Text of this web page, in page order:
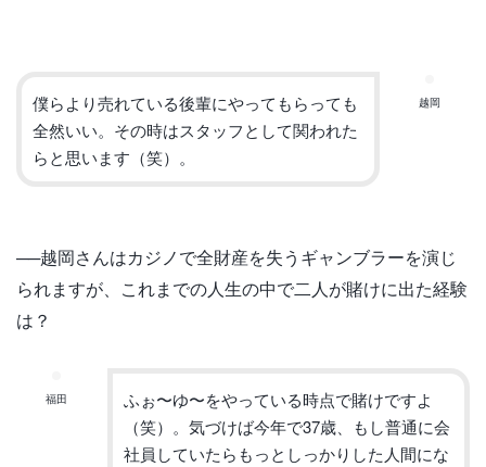
越岡
僕らより売れている後輩にやってもらっても
全然いい。 その時はスタッフとして関われた
らと思います（笑）。
──越岡さんはカジノで全財産を失うギャンブラーを演じ
られますが、これまでの人生の中で二人が賭けに出た経験
は？
福田
ふぉ〜ゆ〜をやっている時点で賭けですよ
（笑）。気づけば今年で37歳、
もし普通に会
社員していたらもっとしっかりした人間にな